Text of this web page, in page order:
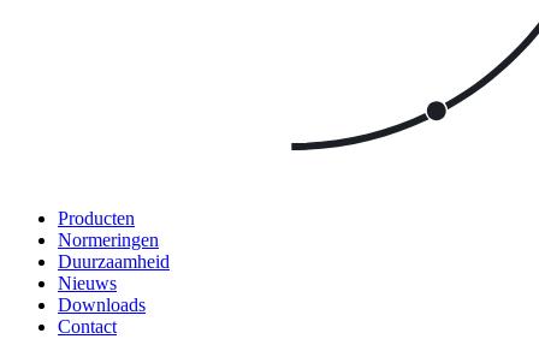
Producten
Normeringen
Duurzaamheid
Nieuws
Downloads
Contact